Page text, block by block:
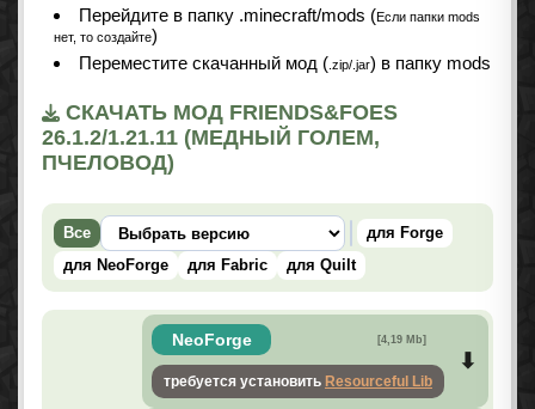
Перейдите в папку .minecraft/mods (Если папки mods
нет, то создайте)
Переместите скачанный мод ( .zip/.jar) в папку mods
СКАЧАТЬ МОД FRIENDS&FOES
26.1.2/1.21.11 (МЕДНЫЙ ГОЛЕМ,
ПЧЕЛОВОД)
Все
для Forge
для NeoForge
для Fabric для Quilt
NeoForge [4,19 Mb]
требуется установить Resourceful Lib